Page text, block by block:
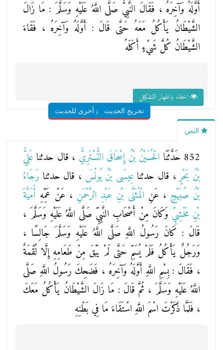
أَوَّلَهُ وَآخِرَهُ ، فَقَالَ النَّبِيُّ صَلَّى اللَّهُ عَلَيْهِ وَسَلَّمَ : مَا زَالَ
الشَّيْطَانُ يَأْكُلُ مَعَهُ حَتَّى قَالَ : أَوَّلَهُ وَآخِرَهُ ، فَقَاءَ
الشَّيْطَانُ كُلَّ شَيْءٍ أَكَلَهُ
اخفاء واظهار التشكيل
تخريج الحديثشروح أخرى للحديث
النص
852 حَدَّثَنَا الْحُسَيْنُ بْنُ إِسْحَاقَ التُّسْتَرِيُّ ، قال حدثنا عَلِيُّ
بْنُ بَحْرٍ، قال حدثنا عِيسَى بْنُ يُونُسَ ، قال حدثنا رَجَاءُ
بْنُ صُبَيْحٍ ، عَنِ الْمُثَنَّى بْنِ عَبْدِ الرَّحْمَنِ ، عَنْ عَمِّهِ أُمَيَّةَ
بْنِ مَخْشِيٍّ وَكَانَ مِنْ أَصْحَابِ النَّبِيِّ صَلَّى اللَّهُ عَلَيْهِ وَسَلَّمَ ،
قَالَ : كَانَ رَسُولُ اللَّهِ صَلَّى اللَّهُ عَلَيْهِ وَسَلَّمَ جَالِسًا ،
وَرَجُلٌ يَأْكُلُ فَلَمْ يُسَمِّ حَتَّى لَمْ يَبْقَ مِنْ طَعَامِهِ إِلَّا لُقْمَةٌ
، فَقَالَ : بِسْمِ اللَّهِ أَوَّلَهُ وَآخِرَهُ ، فَضَحِكَ رَسُولُ اللَّهِ صَلَّى
اللَّهُ عَلَيْهِ وَسَلَّمَ ، ثُمَّ قَالَ : مَا زَالَ الشَّيْطَانُ يَأْكُلُ مَعَكَ
، فَلَمَّا ذَكَرْتَ اسْمَ اللَّهِ اسْتَقَاءَ مَا فِي بَطْنِهِ